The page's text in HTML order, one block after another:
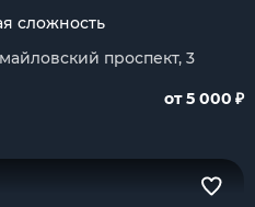
сложность
проспект, 3
от 5 000 ₽